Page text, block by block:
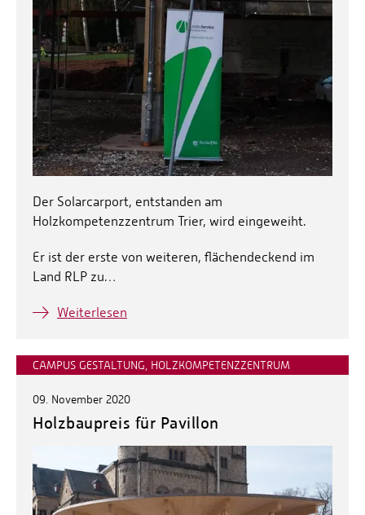
Der Solarcarport, entstanden am
Holzkompetenzzentrum Trier, wird eingeweiht.
Er ist der erste von weiteren, flächendeckend im
Land RLP zu…
Weiterlesen
CAMPUS GESTALTUNG, HOLZKOMPETENZZENTRUM
09. November 2020
Holzbaupreis für Pavillon